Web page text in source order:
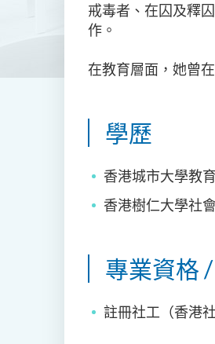
戒毒者、在囚及釋
作。
在教育層面，她曾
學歷
香港城市大學教
香港樹仁大學社
專業資格
註冊社工 （香港